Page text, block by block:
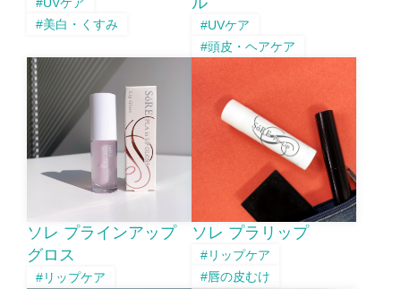
#UVケア
#美白・くすみ
#UVケア
#頭皮・ヘアケア
ソレ プラインアップ
グロス
#リップケア
ソレ プラリップ
#リップケア
#唇の皮むけ